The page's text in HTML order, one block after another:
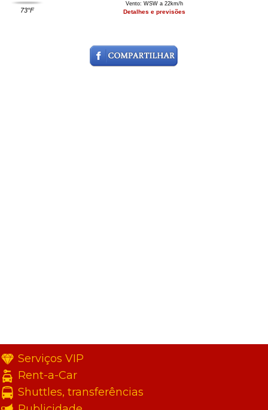
73°F
Vento: WSW a 22km/h
Detalhes e previsões
Serviços VIP
Rent-a-Car
Shuttles, transferências